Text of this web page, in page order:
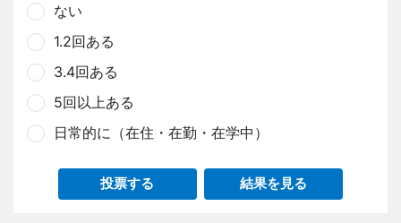
ない
1.2回ある
3.4回ある
5回以上ある
日常的に（在住・在勤・在学中）
投票する 結果を見る